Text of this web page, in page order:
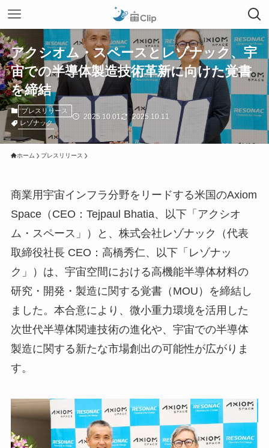
アクシオム・スペースとレゾナック、宇
宙での半導体製造技術革新に向けた覚書
を締結
プレスリリース
レゾナック
2025.10.01 2025.10.11
ホーム プレスリリース
商業用宇宙インフラ分野をリードする米国のAxiom
Space（CEO：Tejpaul Bhatia、以下「アクシオ
ム・スペース」）と、株式会社レゾナック（代表
取締役社長 CEO：高橋秀仁、以下「レゾナッ
ク」）は、宇宙空間における高機能半導体材料の
研究・開発・製造に関する覚書（MOU）を締結し
ました。本合意により、微小重力環境を活用した
次世代半導体関連技術の進化や、宇宙での半導体
製造に関する新たな市場創出の可能性が広がりま
す。